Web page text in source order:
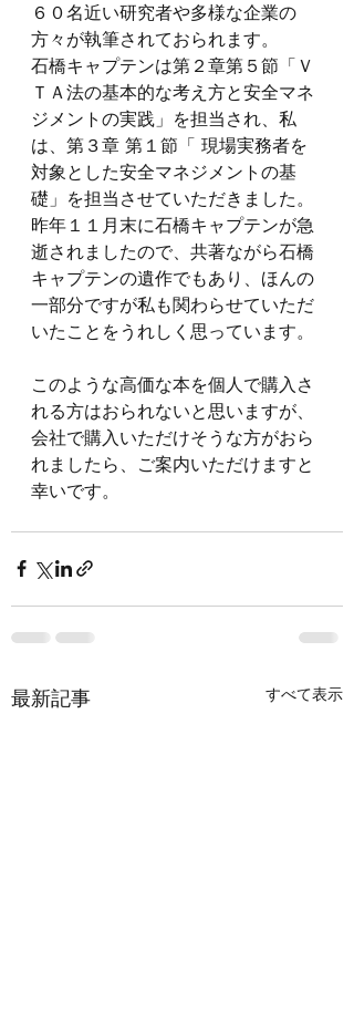
６０名近い研究者や多様な企業の
方々が執筆されておられます。
石橋キャプテンは第２章第５節「Ｖ
ＴＡ法の基本的な考え方と安全マネ
ジメントの実践」を担当され、私
は、第３章 第１節「 現場実務者を
対象とした安全マネジメントの基
礎」を担当させていただきました。
昨年１１月末に石橋キャプテンが急
逝されましたので、共著ながら石橋
キャプテンの遺作でもあり、ほんの
一部分ですが私も関わらせていただ
いたことをうれしく思っています。
このような高価な本を個人で購入さ
れる方はおられないと思いますが、
会社で購入いただけそうな方がおら
れましたら、ご案内いただけますと
幸いです。
最新記事 すべて表示